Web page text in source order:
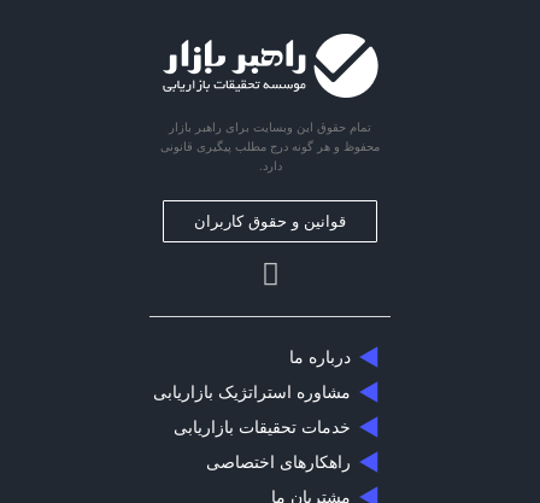
تمام حقوق این وبسایت برای راهبر بازار
محفوظ و هر گونه درج مطلب پیگیری قانونی
دارد.
قوانین و حقوق کاربران
درباره ما
مشاوره استراتژیک بازاریابی
خدمات تحقیقات بازاریابی
راهکارهای اختصاصی
مشتریان ما